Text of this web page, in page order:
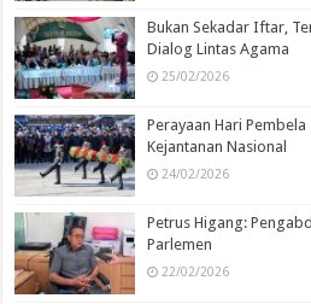
Bukan Sekadar Iftar,
Dialog Lintas Agama
25/02/2026
Perayaan Hari Pembela
Kejantanan Nasional
24/02/2026
Petrus Higang:
Parlemen
22/02/2026